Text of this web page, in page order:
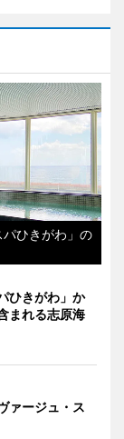
ひきがわ」の
ひきがわ」か
まれる志原海
ァージュ・ス